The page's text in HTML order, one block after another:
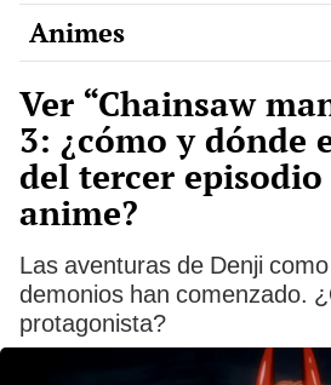
Animes
Ver “Chainsaw
3: ¿cómo y dónde
del tercer
anime?
Las aventuras de Denji
demonios han comenzado.
protagonista?